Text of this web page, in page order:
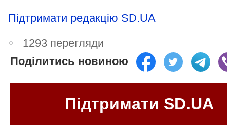
Підтримати редакцію SD.UA
1293 перегляди
Поділитись новиною
Підтримати SD.UA